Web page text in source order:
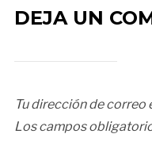
DEJA UN
Tu dirección de
Los campos